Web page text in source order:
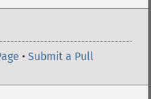
• Submit a Pull